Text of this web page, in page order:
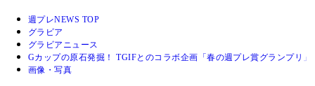
週プレNEWS TOP
グラビア
グラビアニュース
Gカップの原石発掘！ TGIFとのコラボ企画「春の週プレ賞グランプリ
画像・写真